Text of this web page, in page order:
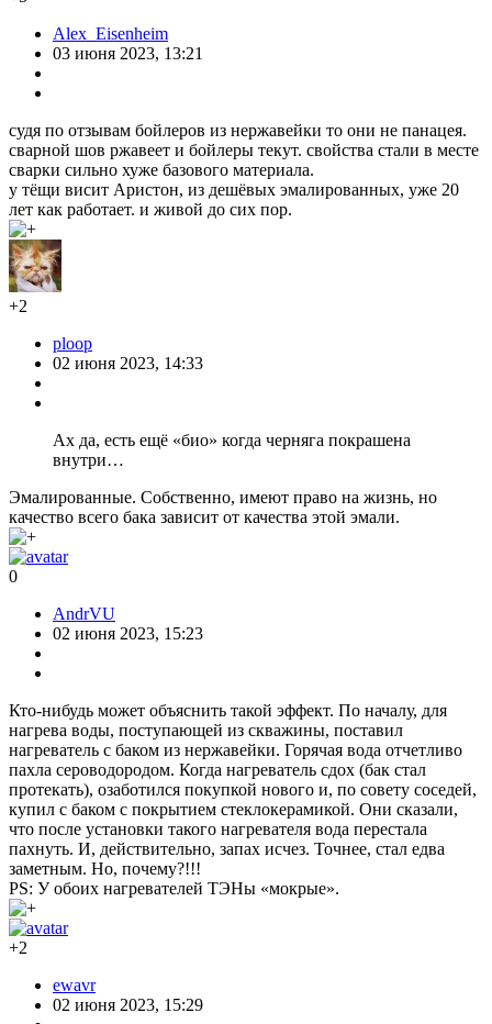
Alex_Eisenheim
03 июня 2023, 13:21
судя по отзывам бойлеров из нержавейки то они не панацея.
сварной шов ржавеет и бойлеры текут. свойства стали в месте
сварки сильно хуже базового материала.
у тёщи висит Аристон, из дешёвых эмалированных, уже 20
лет как работает. и живой до сих пор.
+2
ploop
02 июня 2023, 14:33
Ах да, есть ещё «био» когда черняга покрашена
внутри…
Эмалированные. Собственно, имеют право на жизнь, но
качество всего бака зависит от качества этой эмали.
0
AndrVU
02 июня 2023, 15:23
Кто-нибудь может объяснить такой эффект. По началу, для
нагрева воды, поступающей из скважины, поставил
нагреватель с баком из нержавейки. Горячая вода отчетливо
пахла сероводородом. Когда нагреватель сдох (бак стал
протекать), озаботился покупкой нового и, по совету соседей,
купил с баком с покрытием стеклокерамикой. Они сказали,
что после установки такого нагревателя вода перестала
пахнуть. И, действительно, запах исчез. Точнее, стал едва
заметным. Но, почему?!!!
PS: У обоих нагревателей ТЭНы «мокрые».
+2
ewavr
02 июня 2023, 15:29